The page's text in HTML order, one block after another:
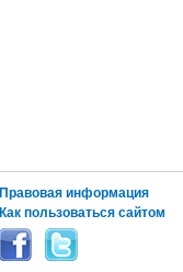
Правовая информация
Как пользоваться сайтом